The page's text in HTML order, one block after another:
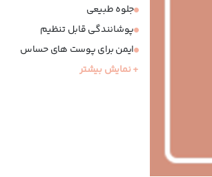
جلوه طبیعی
پوشانندگی قابل تنظیم
ایمن برای پوست های حساس
وگان
+ نمایش بیشتر